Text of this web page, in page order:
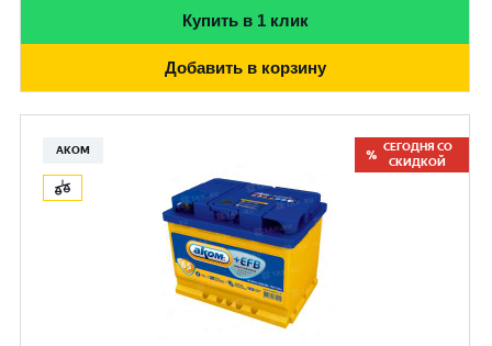
Купить в 1 клик
Добавить в корзину
АКОМ
СЕГОДНЯ СО
СКИДКОЙ